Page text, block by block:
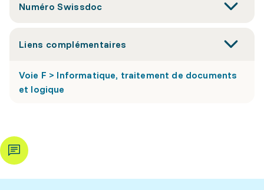
Numéro Swissdoc
Liens complémentaires
Voie F > Informatique, traitement de documents
et logique